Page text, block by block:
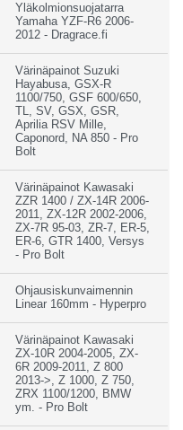
Yläkolmionsuojatarra
Yamaha YZF-R6 2006-
2012 - Dragrace.fi
Värinäpainot Suzuki
Hayabusa, GSX-R
1100/750, GSF 600/650,
TL, SV, GSX, GSR,
Aprilia RSV Mille,
Caponord, NA 850 - Pro
Bolt
Värinäpainot Kawasaki
ZZR 1400 / ZX-14R 2006-
2011, ZX-12R 2002-2006,
ZX-7R 95-03, ZR-7, ER-5,
ER-6, GTR 1400, Versys
- Pro Bolt
Ohjausiskunvaimennin
Linear 160mm - Hyperpro
Värinäpainot Kawasaki
ZX-10R 2004-2005, ZX-
6R 2009-2011, Z 800
2013->, Z 1000, Z 750,
ZRX 1100/1200, BMW
ym. - Pro Bolt